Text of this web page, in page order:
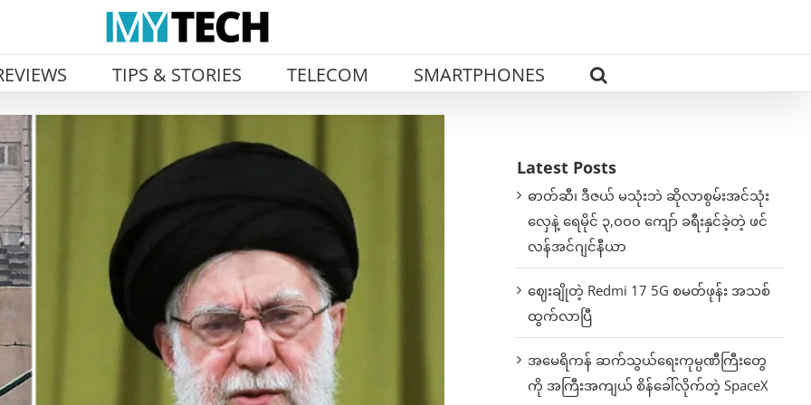
TIPS & STORIES TELECOM SMARTPHONES
Latest Posts
ဓာတ်ဆီ၊ ဒီဇယ် မသုံးဘဲ ဆိုလာစွမ်းအင်သုံး
လှေနဲ့ ရေမိုင် ၃,၀၀၀ ကျော် ခရီးနှင်ခဲ့တဲ့ ဖင်
လန်အင်ဂျင်နီယာ
ဈေးချိုတဲ့ Redmi 17 5G စမတ်ဖုန်း အသစ်
ထွက်လာပြီ
အမေရိကန် ဆက်သွယ်ရေးကုမ္ပဏီကြီးတွေ
ကို အကြီးအကျယ် စိန်ခေါ်လိုက်တဲ့ SpaceX